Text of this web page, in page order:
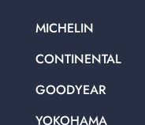
MICHELIN
CONTINENTAL
GOODYEAR
YOKOHAMA